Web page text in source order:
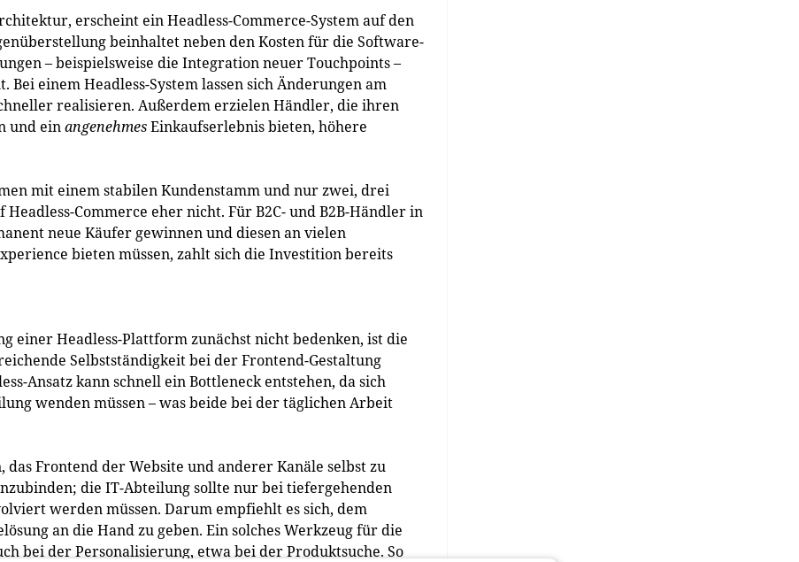
erscheint ein Headless-Commerce-System auf den
beinhaltet neben den Kosten für die Software-
– beispielsweise die Integration neuer Touchpoints –
einem Headless-System lassen sich Änderungen am
realisieren. Außerdem erzielen Händler, die ihren
und einangenehmesEinkaufserlebnis bieten, höhere
mit einem stabilen Kundenstamm und nur zwei, drei
Commerce eher nicht. Für B2C- und B2B-Händler in
neue Käufer gewinnen und diesen an vielen
bieten müssen, zahlt sich die Investition bereits
einer Headless-Plattform zunächst nicht bedenken, ist die
Selbstständigkeit bei der Frontend-Gestaltung
Ansatz kann schnell ein Bottleneck entstehen, da sich
wenden müssen – was beide bei der täglichen Arbeit
Frontend der Website und anderer Kanäle selbst zu
die IT-Abteilung sollte nur bei tiefergehenden
werden müssen. Darum empfiehlt es sich, dem
an die Hand zu geben. Ein solches Werkzeug für die
bei der Personalisierung, etwa bei der Produktsuche. So